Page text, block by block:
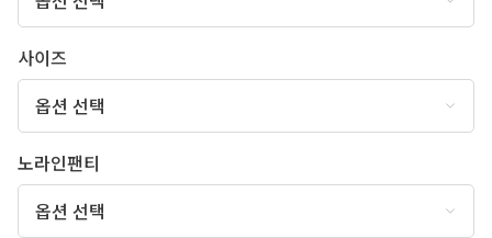
사이즈
노라인팬티